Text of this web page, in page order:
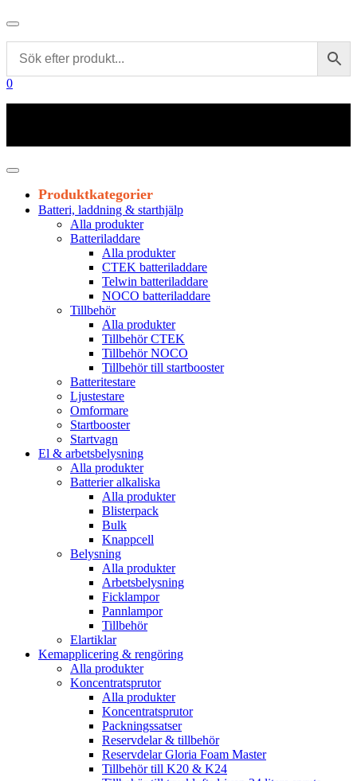
0
Produktkategorier
Batteri, laddning & starthjälp
Alla produkter
Batteriladdare
Alla produkter
CTEK batteriladdare
Telwin batteriladdare
NOCO batteriladdare
Tillbehör
Alla produkter
Tillbehör CTEK
Tillbehör NOCO
Tillbehör till startbooster
Batteritestare
Ljustestare
Omformare
Startbooster
Startvagn
El & arbetsbelysning
Alla produkter
Batterier alkaliska
Alla produkter
Blisterpack
Bulk
Knappcell
Belysning
Alla produkter
Arbetsbelysning
Ficklampor
Pannlampor
Tillbehör
Elartiklar
Kemapplicering & rengöring
Alla produkter
Koncentratsprutor
Alla produkter
Koncentratsprutor
Packningssatser
Reservdelar & tillbehör
Reservdelar Gloria Foam Master
Tillbehör till K20 & K24